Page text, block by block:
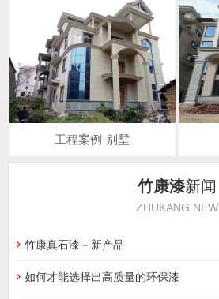
工程案例-别墅
竹康漆新闻
ZHUKANG NEW
竹康真石漆－新产品
如何才能选择出高质量的环保漆